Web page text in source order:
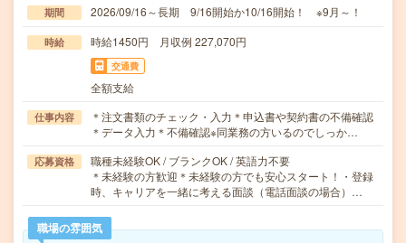
期間 2026/09/16～長期 9/16開始か10/16開始！ ※9月～！
時給 時給1450円 月収例 227,070円
交通費
全額支給
仕事内容
＊注文書類のチェック・入力＊申込書や契約書の不備確認
＊データ入力＊不備確認※同業務の方いるのでしっか…
応募資格
職種未経験OK / ブランクOK / 英語力不要
＊未経験の方歓迎＊未経験の方でも安心スタート！・登録
時、キャリアを一緒に考える面談（電話面談の場合）…
職場の雰囲気